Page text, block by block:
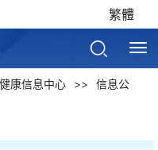
繁體
康信息中心 >> 信息公